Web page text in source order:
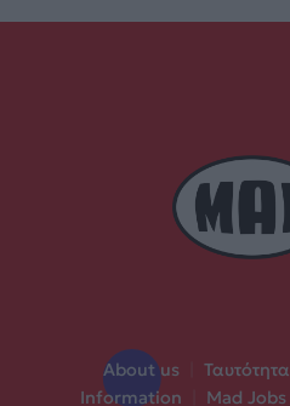
About us Ταυτότητα
Information
Mad Jobs